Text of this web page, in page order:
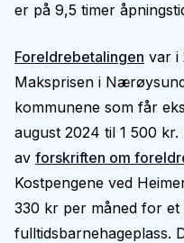
er på 9,5 timer
Foreldrebetalingen var i
Maksprisen i
kommunene som får
august 2024 til 1 500
av forskriften om
Kostpengene ved
330 kr per måned for et
fulltidsbarnehageplass.